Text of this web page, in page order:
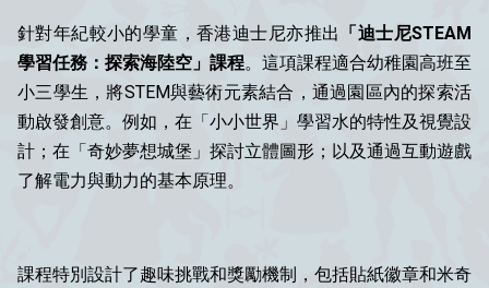
針對年紀較小的學童，香港迪士尼亦推出 「迪士尼STEAM
學習任務：探索海陸空」課程。這項課程適合幼稚園高班至
小三學生，將STEM與藝術元素結合，通過園區內的探索活
動啟發創意。例如，在「小小世界」學習水的特性及視覺設
計；在「奇妙夢想城堡」探討立體圖形；以及通過互動遊戲
了解電力與動力的基本原理。
課程特別設計了趣味挑戰和獎勵機制，包括貼紙徽章和米奇